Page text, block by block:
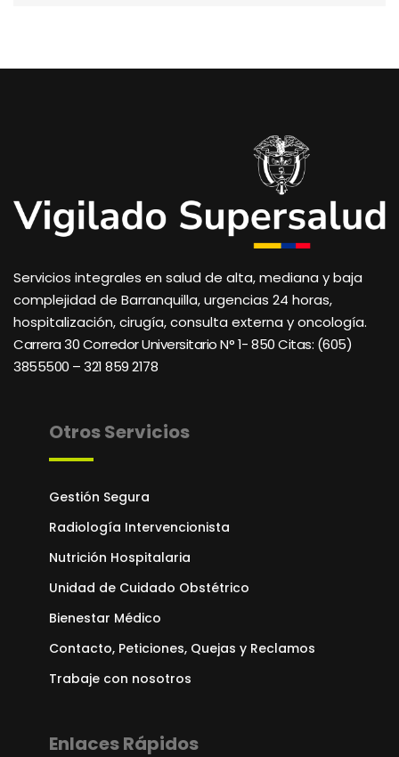
Servicios integrales en salud de alta, mediana y baja
complejidad de Barranquilla, urgencias 24 horas,
hospitalización, cirugía, consulta externa y oncología.
Carrera 30 Corredor Universitario N° 1- 850 Citas: (605)
3855500 – 321 859 2178
Otros Servicios
Gestión Segura
Radiología Intervencionista
Nutrición Hospitalaria
Unidad de Cuidado Obstétrico
Bienestar Médico
Contacto, Peticiones, Quejas y Reclamos
Trabaje con nosotros
Enlaces Rápidos